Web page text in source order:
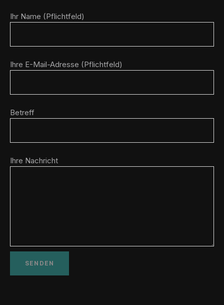
Ihr Name (Pflichtfeld)
Ihre E-Mail-Adresse (Pflichtfeld)
Betreff
Ihre Nachricht